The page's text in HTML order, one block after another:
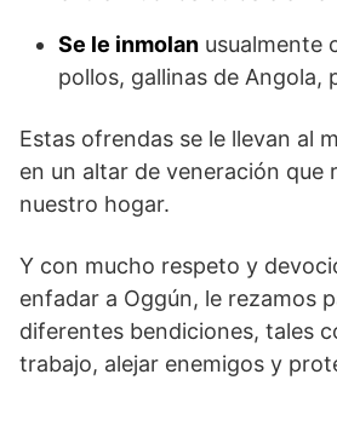
Se le inmolan usualmente
pollos, gallinas de Angola,
Estas ofrendas se le llevan al
en un altar de veneración que
nuestro hogar.
Y con mucho respeto y
enfadar a Oggún, le rezamos
diferentes bendiciones, tales
trabajo, alejar enemigos y